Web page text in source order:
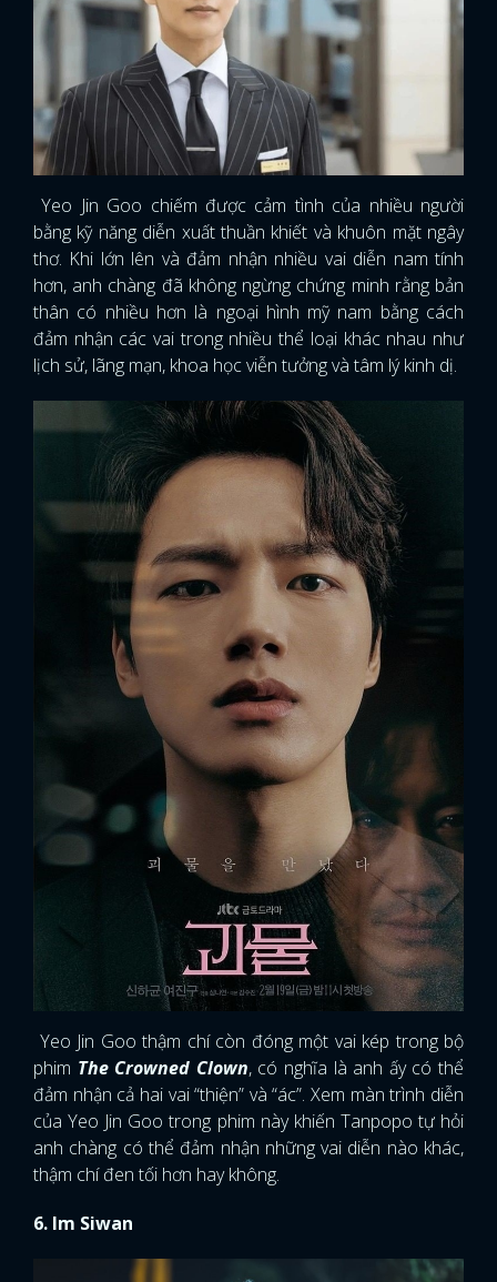
Yeo Jin Goo chiếm được cảm tình của nhiều người
bằng kỹ năng diễn xuất thuần khiết và khuôn mặt ngây
thơ. Khi lớn lên và đảm nhận nhiều vai diễn nam tính
hơn, anh chàng đã không ngừng chứng minh rằng bản
thân có nhiều hơn là ngoại hình mỹ nam bằng cách
đảm nhận các vai trong nhiều thể loại khác nhau như
lịch sử, lãng mạn, khoa học viễn tưởng và tâm lý kinh dị.
Yeo Jin Goo thậm chí còn đóng một vai kép trong bộ
phim The Crowned Clown, có nghĩa là anh ấy có thể
đảm nhận cả hai vai “thiện” và “ác”. Xem màn trình diễn
của Yeo Jin Goo trong phim này khiến Tanpopo tự hỏi
anh chàng có thể đảm nhận những vai diễn nào khác,
thậm chí đen tối hơn hay không.
6. Im Siwan